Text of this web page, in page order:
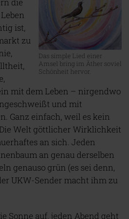
Das simple Lied einer
Amsel bring im Äther soviel
Schönheit hervor.
ist,
zu
mit dem Leben – nirgendwo
und mit
Ganz einfach, weil es kein
Welt göttlicher Wirklichkeit
an sich. Jeden
an genau derselben
genauso grün (es sei denn,
UKW-Sender macht ihm zu
Sonne auf, jeden Abend geht